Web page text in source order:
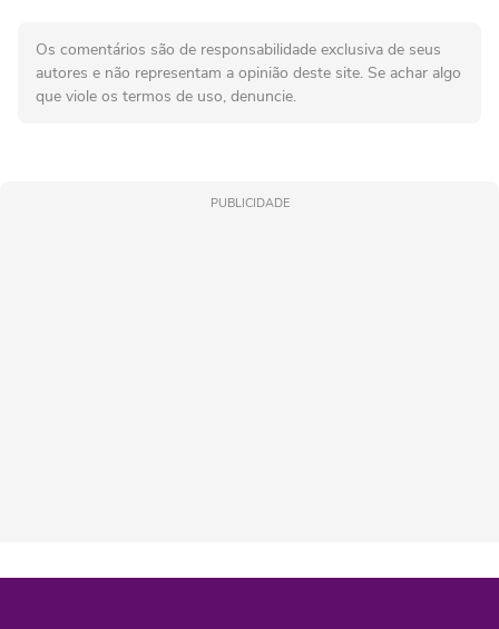
Os comentários são de responsabilidade exclusiva de seus
autores e não representam a opinião deste site. Se achar algo
que viole os termos de uso, denuncie.
PUBLICIDADE